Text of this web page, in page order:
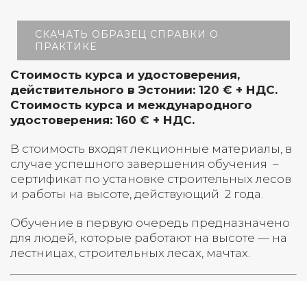
СКАЧАТЬ ОБРАЗЕЦ СПРАВКИ О
ПРАКТИКЕ
Стоимость курса и удостоверения,
действительного в Эстонии: 120 € + НДС.
Стоимость курса и международного
удостоверения: 160 € + НДС.
В стоимость входят лекционные материалы, в
случае успешного завершения обучения –
сертификат по установке строительных лесов
и работы на высоте, действующий 2 года.
Обучение в первую очередь предназначено
для людей, которые работают на высоте — на
лестницах, строительных лесах, мачтах.